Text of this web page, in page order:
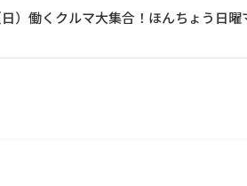
）働くクルマ大集合！ほんちょう日曜